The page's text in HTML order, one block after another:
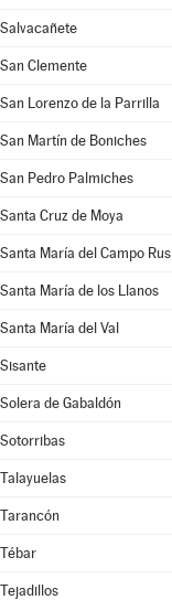
Salvacañete
San Clemente
San Lorenzo de la Parrilla
San Martín de Boniches
San Pedro Palmiches
Santa Cruz de Moya
Santa María del Campo Rus
Santa María de los Llanos
Santa María del Val
Sisante
Solera de Gabaldón
Sotorribas
Talayuelas
Tarancón
Tébar
Tejadillos